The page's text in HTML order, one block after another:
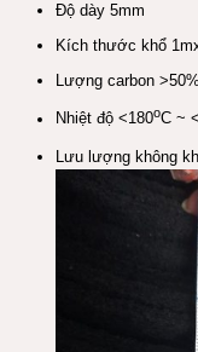
Độ dày 5mm
Kích thước khổ
Lượng carbon >50%
Nhiệt độ <180oC ~
Lưu lượng không